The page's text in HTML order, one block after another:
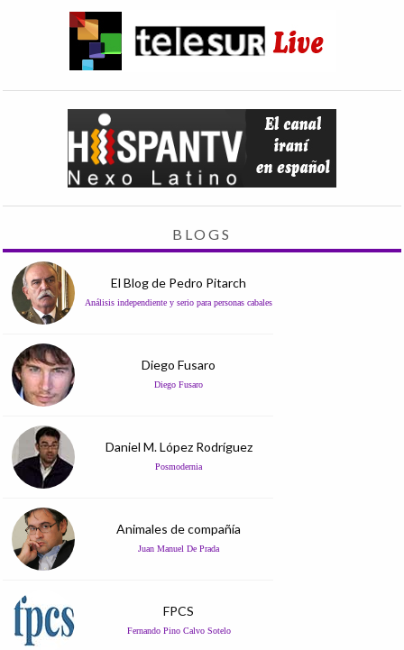
BLOGS
El Blog de Pedro Pitarch
Análisis independiente y serio para personas cabales
Diego Fusaro
Diego Fusaro
Daniel M. López Rodríguez
Posmodernia
Animales de compañía
Juan Manuel De Prada
FPCS
Fernando Pino Calvo Sotelo